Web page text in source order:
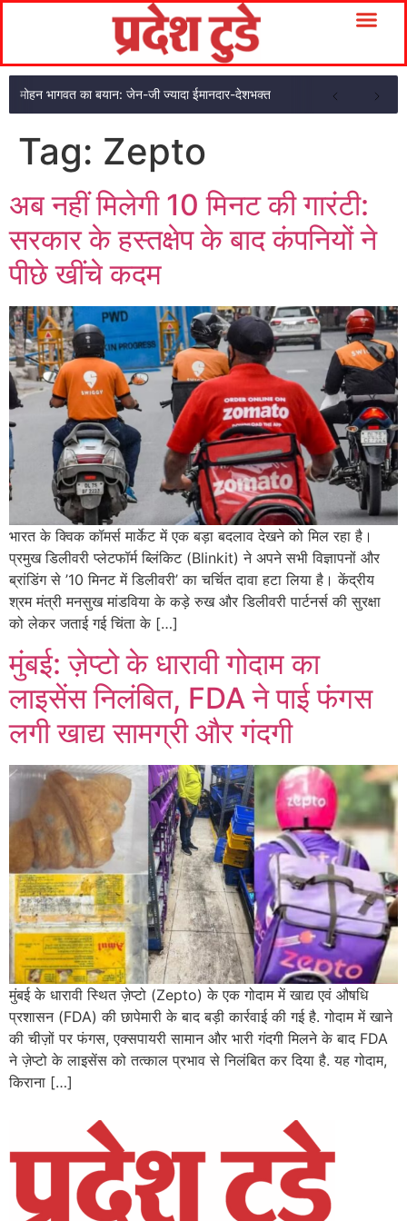
मोहन भागवत का बयान: जेन-जी ज्यादा ईमानदार-देशभक्त
Tag: Zepto
अब नहीं मिलेगी 10 मिनट की गारंटी:
सरकार के हस्तक्षेप के बाद कंपनियों ने
पीछे खींचे कदम
भारत के क्विक कॉमर्स मार्केट में एक बड़ा बदलाव देखने को मिल रहा है।
प्रमुख डिलीवरी प्लेटफॉर्म ब्लिंकिट (Blinkit) ने अपने सभी विज्ञापनों और
ब्रांडिंग से ’10 मिनट में डिलीवरी’ का चर्चित दावा हटा लिया है। केंद्रीय
श्रम मंत्री मनसुख मांडविया के कड़े रुख और डिलीवरी पार्टनर्स की सुरक्षा
को लेकर जताई गई चिंता के […]
मुंबई: ज़ेप्टो के धारावी गोदाम का
लाइसेंस निलंबित, FDA ने पाई फंगस
लगी खाद्य सामग्री और गंदगी
मुंबई के धारावी स्थित ज़ेप्टो (Zepto) के एक गोदाम में खाद्य एवं औषधि
प्रशासन (FDA) की छापेमारी के बाद बड़ी कार्रवाई की गई है. गोदाम में खाने
की चीज़ों पर फंगस, एक्सपायरी सामान और भारी गंदगी मिलने के बाद FDA
ने ज़ेप्टो के लाइसेंस को तत्काल प्रभाव से निलंबित कर दिया है. यह गोदाम,
किराना […]